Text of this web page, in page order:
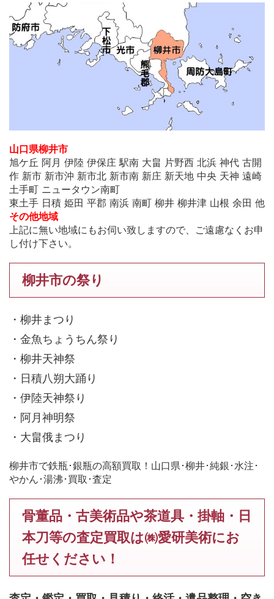
山口県柳井市
旭ケ丘 阿月 伊陸 伊保庄 駅南 大畠 片野西 北浜 神代 古開
作 新市 新市沖 新市北 新市南 新庄 新天地 中央 天神 遠崎
土手町 ニュータウン南町
東土手 日積 姫田 平郡 南浜 南町 柳井 柳井津 山根 余田 他
その他地域
上記に無い地域にもお伺い致しますので、ご遠慮なくお申
し付け下さい。
柳井市の祭り
・柳井まつり
・金魚ちょうちん祭り
・柳井天神祭
・日積八朔大踊り
・伊陸天神祭り
・阿月神明祭
・大畠俄まつり
柳井市で鉄瓶･銀瓶の高額買取！山口県･柳井･純銀･水注･
やかん･湯沸･買取･査定
骨董品・古美術品や茶道具・掛軸・日
本刀等の査定買取は㈱愛研美術にお
任せください！